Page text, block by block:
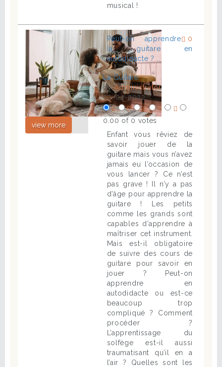
musical !
view more
0
Peut-on apprendre
la guitare en
autodidacte ? ...
La Guitare
byAdministrator
02-04-2022
0.00 of 0 votes
Enfant vous rêviez de
savoir jouer de la
guitare mais vous n’avez
jamais eu l’occasion de
vous lancer ? Ce n’est
pas grave ! Il n’y a pas
d’âge pour apprendre la
guitare ! Les petits
comme les grands sont
capables d’apprendre à
maîtriser cet instrument.
Mais est-il obligatoire
de suivre des cours de
guitare pour savoir en
jouer ? Peut-on
apprendre en
autodidacte ou est-ce
beaucoup trop
compliqué ? Comment
procéder ?
L’apprentissage du
solfège est-il aussi
traumatisant qu’il en a
l’air ? Quelles sont les